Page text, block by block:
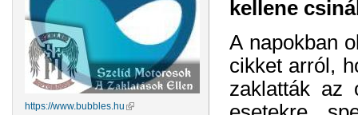
https://www.bubbles.hu (külső hivatkozás)
kellene
A napokban
cikket arról,
zaklatták az